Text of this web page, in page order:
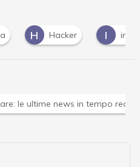
I infrastrutture M
le ultime news in tempo